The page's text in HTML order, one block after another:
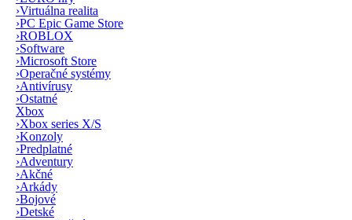
›Virtuálna realita
›PC Epic Game Store
›ROBLOX
›Software
›Microsoft Store
›Operačné systémy
›Antivírusy
›Ostatné
Xbox
›Xbox series X/S
›Konzoly
›Predplatné
›Adventury
›Akčné
›Arkády
›Bojové
›Detské